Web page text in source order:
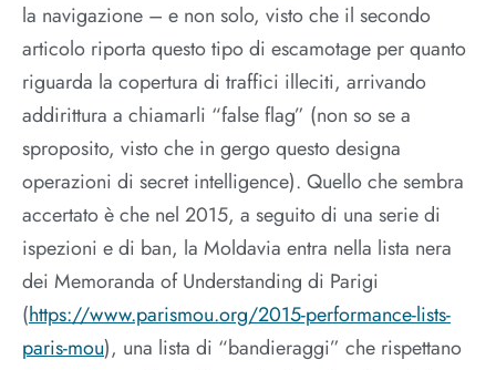
la navigazione – e non solo, visto che il secondo
articolo riporta questo tipo di escamotage per quanto
riguarda la copertura di traffici illeciti, arrivando
addirittura a chiamarli “false flag” (non so se a
sproposito, visto che in gergo questo designa
operazioni di secret intelligence). Quello che sembra
accertato è che nel 2015, a seguito di una serie di
ispezioni e di ban, la Moldavia entra nella lista nera
dei Memoranda of Understanding di Parigi
(https://www.parismou.org/2015-performance-lists-
paris-mou), una lista di “bandieraggi” che rispettano